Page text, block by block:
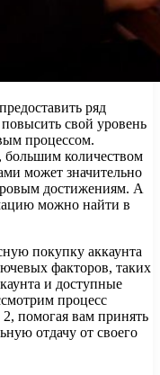
ряд
свой уровень
процессом.
количеством
может значительно
достижениям. А
можно найти в
покупку аккаунта
факторов, таких
и доступные
процесс
помогая вам принять
отдачу от своего